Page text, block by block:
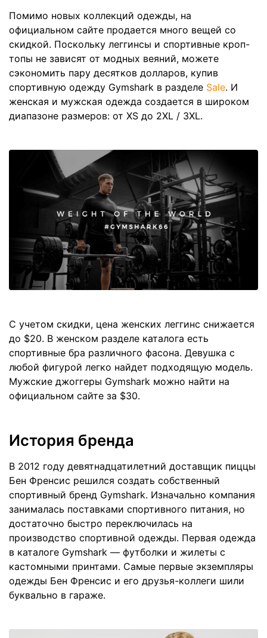
Помимо новых коллекций одежды, на
официальном сайте продается много вещей со
скидкой. Поскольку леггинсы и спортивные кроп-
топы не зависят от модных веяний, можете
сэкономить пару десятков долларов, купив
спортивную одежду Gymshark в разделе Sale. И
женская и мужская одежда создается в широком
диапазоне размеров: от XS до 2XL / 3XL.
С учетом скидки, цена женских леггинс снижается
до $20. В женском разделе каталога есть
спортивные бра различного фасона. Девушка с
любой фигурой легко найдет подходящую модель.
Мужские джоггеры Gymshark можно найти на
официальном сайте за $30.
История бренда
В 2012 году девятнадцатилетний доставщик пиццы
Бен Френсис решился создать собственный
спортивный бренд Gymshark. Изначально компания
занималась поставками спортивного питания, но
достаточно быстро переключилась на
производство спортивной одежды. Первая одежда
в каталоге Gymshark — футболки и жилеты с
кастомными принтами. Самые первые экземпляры
одежды Бен Френсис и его друзья-коллеги шили
буквально в гараже.